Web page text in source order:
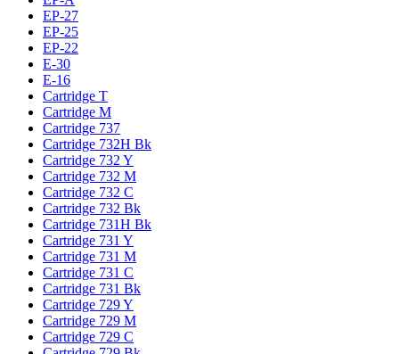
EP-27
EP-25
EP-22
E-30
E-16
Cartridge T
Cartridge M
Cartridge 737
Cartridge 732H Bk
Cartridge 732 Y
Cartridge 732 M
Cartridge 732 C
Cartridge 732 Bk
Cartridge 731H Bk
Cartridge 731 Y
Cartridge 731 M
Cartridge 731 C
Cartridge 731 Bk
Cartridge 729 Y
Cartridge 729 M
Cartridge 729 C